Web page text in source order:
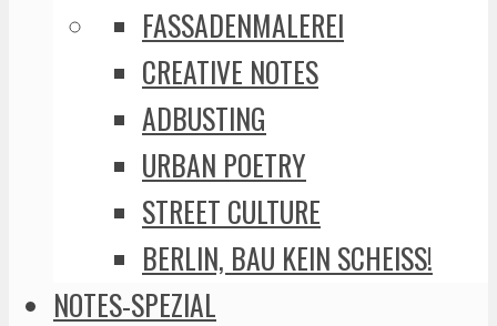
FASSADENMALEREI
CREATIVE NOTES
ADBUSTING
URBAN POETRY
STREET CULTURE
BERLIN, BAU KEIN SCHEISS!
NOTES-SPEZIAL